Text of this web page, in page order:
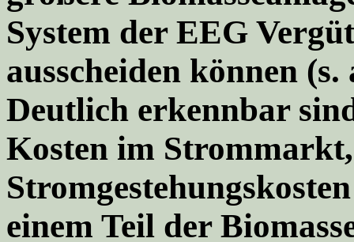
System der EEG
ausscheiden können
Deutlich erkennbar
Kosten im
einem Teil der